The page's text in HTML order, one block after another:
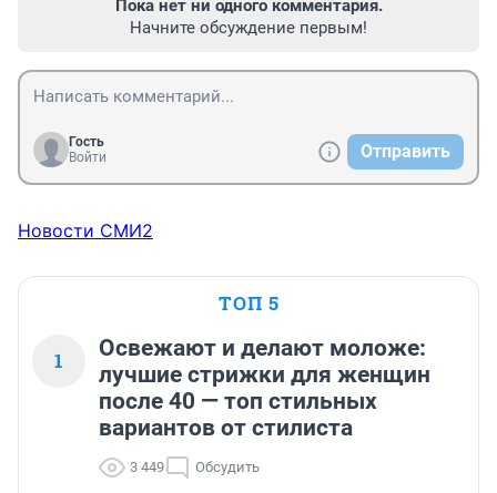
Пока нет ни одного комментария.
Начните обсуждение первым!
Гость
Войти
Отправить
Новости СМИ2
ТОП 5
1
Освежают и делают моложе:
лучшие стрижки для женщин
после 40 — топ стильных
вариантов от стилиста
3 449 Обсудить